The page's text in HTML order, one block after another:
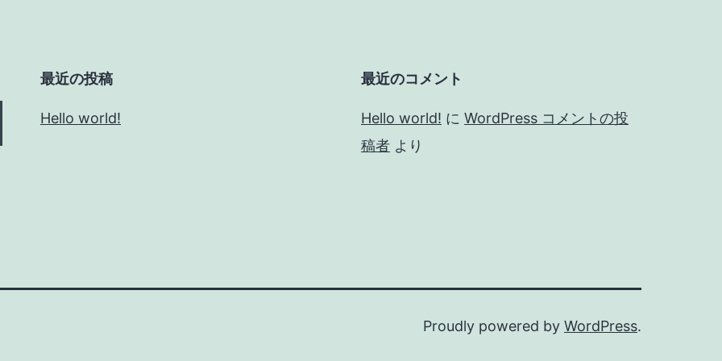
最近の投稿
Hello world!
最近のコメント
Hello world! に WordPress コメントの投
稿者 より
Proudly powered by WordPress.